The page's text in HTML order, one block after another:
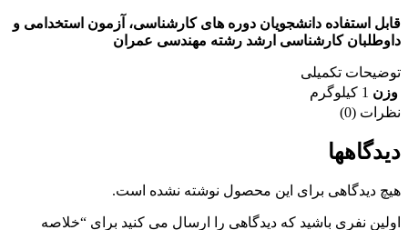
قابل استفاده دانشجویان دوره های کارشناسی، آزمون استخدامی و
داوطلبان کارشناسی ارشد رشته مهندسی عمران
توضیحات تکمیلی
وزن 1 کیلوگرم
نظرات (0)
دیدگاهها
هیچ دیدگاهی برای این محصول نوشته نشده است.
اولین نفری باشید که دیدگاهی را ارسال می کنید برای “خلاصه